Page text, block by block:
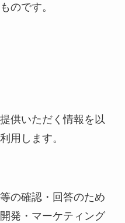
のです。
供いただく情報を以
用します。
の確認・回答のため
発・マーケティング